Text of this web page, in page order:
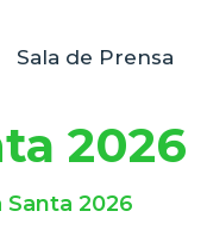
Sala de Prensa
2026
Santa 2026